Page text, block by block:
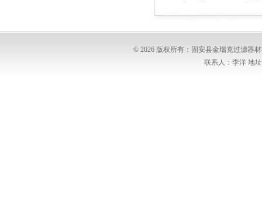
© 2026 版权所有：固安县金瑞克过滤器
联系人：李洋 地